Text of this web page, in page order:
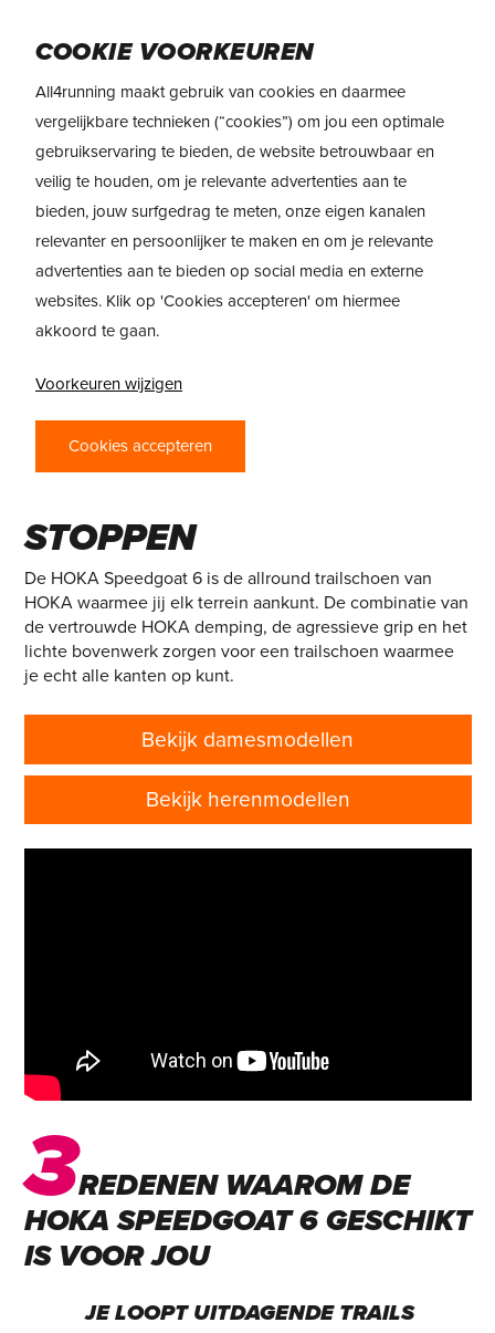
main
content
PRODUCTREVIEW
HOKA SPEEDGOAT 6 –
STOPPEN
De HOKA Speedgoat 6 is de allround trailschoen van
HOKA waarmee jij elk terrein aankunt. De combinatie van
de vertrouwde HOKA demping, de agressieve grip en het
lichte bovenwerk zorgen voor een trailschoen waarmee
je echt alle kanten op kunt.
Bekijk damesmodellen
Bekijk herenmodellen
3REDENEN WAAROM DE
HOKA SPEEDGOAT 6 GESCHIKT
IS VOOR JOU
JE LOOPT UITDAGENDE TRAILS
COOKIE VOORKEUREN
All4running maakt gebruik van cookies en daarmee
vergelijkbare technieken (“cookies”) om jou een optimale
gebruikservaring te bieden, de website betrouwbaar en
veilig te houden, om je relevante advertenties aan te
bieden, jouw surfgedrag te meten, onze eigen kanalen
relevanter en persoonlijker te maken en om je relevante
advertenties aan te bieden op social media en externe
websites. Klik op 'Cookies accepteren' om hiermee
akkoord te gaan.
Voorkeuren wijzigen
Cookies accepteren